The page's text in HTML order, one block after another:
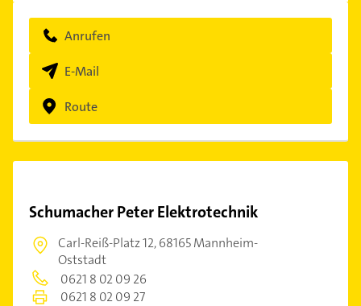
Anrufen
E-Mail
Route
Schumacher Peter Elektrotechnik
Carl-Reiß-Platz 12,68165 Mannheim-
Oststadt
0621 8 02 09 26
0621 8 02 09 27